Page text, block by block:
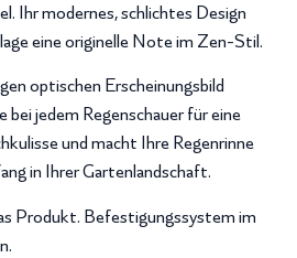
Ihr modernes, schlichtes Design
eine originelle Note im Zen-Stil.
optischen Erscheinungsbild
jedem Regenschauer für eine
und macht Ihre Regenrinne
in Ihrer Gartenlandschaft.
Produkt. Befestigungssystem im